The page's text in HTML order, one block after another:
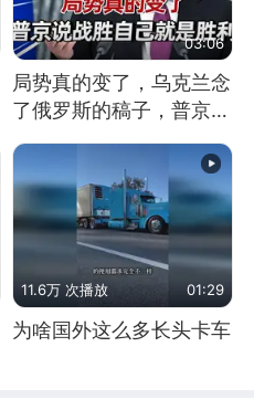
03:06
局势真的变了，乌克兰念
了俄罗斯的稿子，普京说
11.6万 次播放 01:29
为啥国外这么多长头卡车